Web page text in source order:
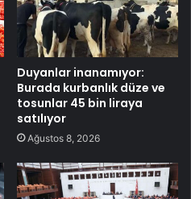
Duyanlar inanamıyor:
Burada kurbanlık düze ve
tosunlar 45 bin liraya
satılıyor
Ağustos 8, 2026